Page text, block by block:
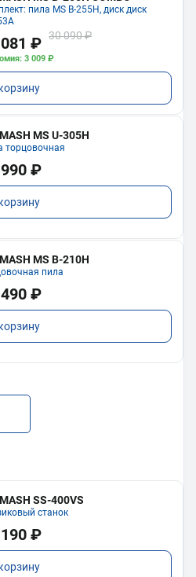
пила MS B-255H, диск диск
₽ 30 090 ₽
3 009 ₽
MS U-305H
торцовочная
₽
MS B-210H
пила
₽
SS-400VS
станок
₽